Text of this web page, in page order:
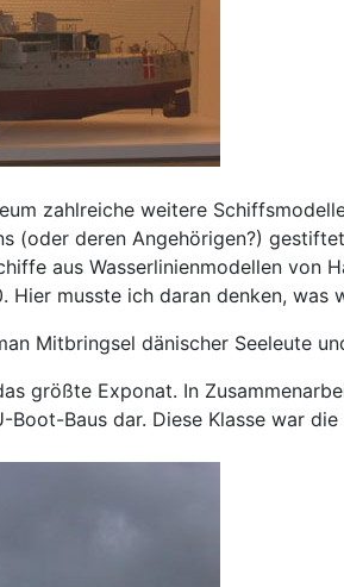
zahlreiche weitere
(oder deren Angehörigen?)
aus Wasserlinienmodellen
musste ich daran denken,
Mitbringsel dänischer Seeleute
größte Exponat. In
Baus dar. Diese Klasse war